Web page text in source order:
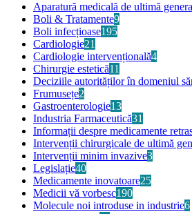
Aparatură medicală de ultimă
Boli & Tratamente9
Boli infecțioase195
Cardiologie21
Cardiologie intervențională4
Chirurgie estetică11
Deciziile autorităților în domeniul
Frumusețe2
Gastroenterologie13
Industria Farmaceutică31
Informații despre medicamente
Intervenții chirurgicale de ultimă
Intervenții minim invazive3
Legislație40
Medicamente inovatoare25
Medicii vă vorbesc190
Molecule noi introduse in industrie6